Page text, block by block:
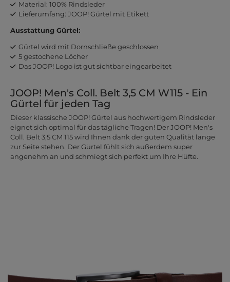
Material: 100% Rindsleder
Lieferumfang: JOOP! Gürtel mit Etikett
Ausstattung Gürtel:
Gürtel wird mit Dornschließe geschlossen
5 gestochene Löcher
Das JOOP! Logo ist gut sichtbar eingearbeitet
JOOP! Men's Coll. Belt 3,5 CM W115 - Ein
Gürtel für jeden Tag
Dieser klassische JOOP! Gürtel aus hochwertigem Rindsleder
eignet sich optimal für das tägliche Tragen! Der JOOP! Men's
Coll. Belt 3,5 CM 115 wird Ihnen dank der guten Qualität lange
zur Seite stehen. Der Gürtel fühlt sich außerdem super
angenehm an und schmiegt sich perfekt um Ihre Hüfte.